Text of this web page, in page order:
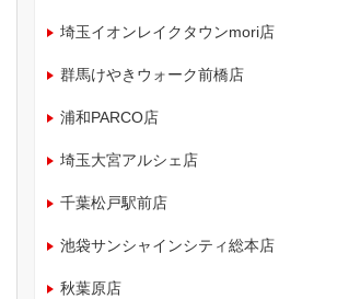
埼玉イオンレイクタウンmori店
群馬けやきウォーク前橋店
浦和PARCO店
埼玉大宮アルシェ店
千葉松戸駅前店
池袋サンシャインシティ総本店
秋葉原店